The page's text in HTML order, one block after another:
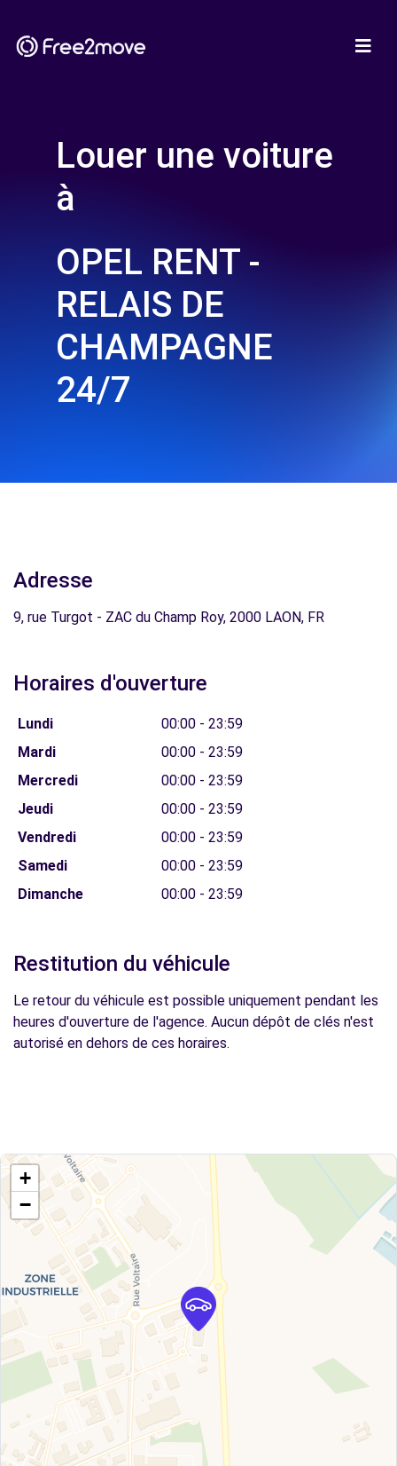
Louer une voiture
à
OPEL RENT -
RELAIS DE
CHAMPAGNE
24/7
Adresse
9, rue Turgot - ZAC du Champ Roy, 2000 LAON, FR
Horaires d'ouverture
Lundi
00:00 - 23:59
Mardi
00:00 - 23:59
Mercredi
00:00 - 23:59
Jeudi
00:00 - 23:59
Vendredi
00:00 - 23:59
Samedi
00:00 - 23:59
Dimanche
00:00 - 23:59
Restitution du véhicule
Le retour du véhicule est possible uniquement pendant les
heures d'ouverture de l'agence. Aucun dépôt de clés n'est
autorisé en dehors de ces horaires.
+
−